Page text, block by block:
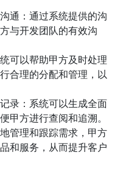
通：通过系统提供的沟
与开发团队的有效沟
可以帮助甲方及时处理
合理的分配和管理，以
录：系统可以生成全面
甲方进行查阅和追溯。
管理和跟踪需求，甲方
和服务，从而提升客户